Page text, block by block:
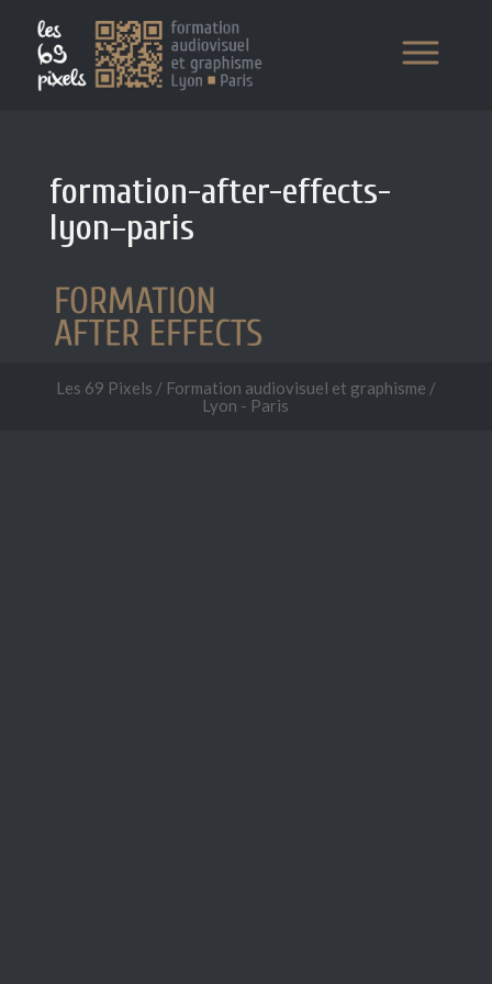
formation-after-effects-
lyon–paris
Les 69 Pixels / Formation audiovisuel et graphisme /
Lyon - Paris